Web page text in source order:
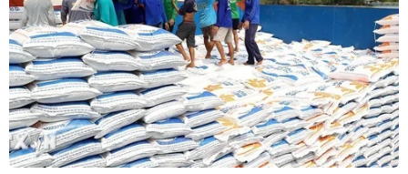
TIN LIÊN QUAN